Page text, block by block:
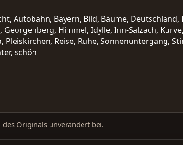
Autobahn, Bayern, Bild, Bäume,
Himmel, Idylle, Inn-Salzach,
Reise, Ruhe, Sonnenuntergang,
schön
des Originals unverändert bei.